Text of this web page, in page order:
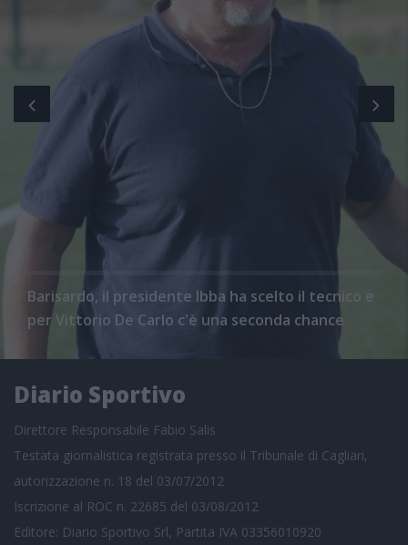
Barisardo, il presidente Ibba ha scelto il tecnico e
per Vittorio De Carlo c'è una seconda chance
Diario Sportivo
Direttore Responsabile Fabio Salis
Testata giornalistica registrata presso il Tribunale di Cagliari,
autorizzazione n. 18 del 03/07/2012
Iscrizione al ROC n. 22685 del 03/08/2012
Editore: Diario Sportivo Srl, Partita IVA 03356010920